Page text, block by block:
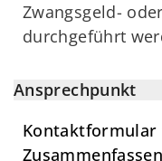
Zwangsgeld-
durchgeführt
Ansprechpunkt
Kontaktformular